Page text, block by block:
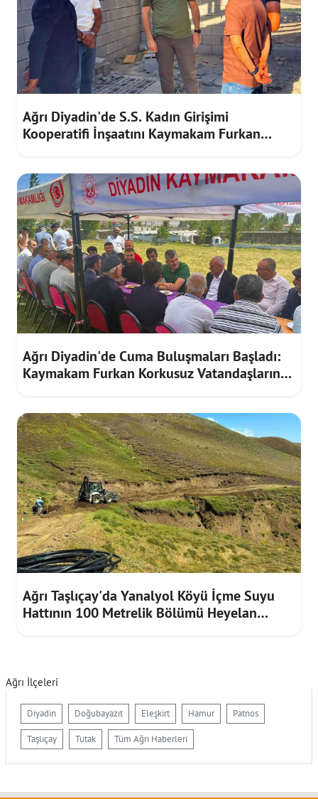
Ağrı Diyadin'de S.S. Kadın Girişimi
Kooperatifi İnşaatını Kaymakam Furkan
Ağrı Diyadin'de Cuma Buluşmaları Başladı:
Kaymakam Furkan Korkusuz Vatandaşların
Ağrı Taşlıçay'da Yanalyol Köyü İçme Suyu
Hattının 100 Metrelik Bölümü Heyelan
Ağrı İlçeleri
Diyadin Doğubayazıt Eleşkirt Hamur Patnos
Taşlıçay Tutak Tüm Ağrı Haberleri